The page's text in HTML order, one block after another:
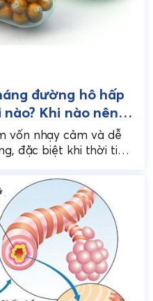
đường hô hấp
Khi nào nên
vốn nhạy cảm và dễ
đặc biệt khi thời tiết